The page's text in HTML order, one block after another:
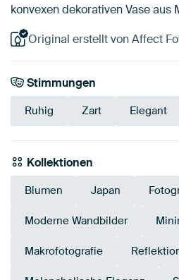
konvexen dekorativen Vase aus
Original erstellt von Affect
Stimmungen
Ruhig Zart Elegant
Kollektionen
Blumen Japan
Moderne Wandbilder
Makrofotografie